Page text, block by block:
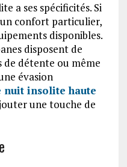
a ses spécificités. Si
confort particulier,
disponibles.
disposent de
de détente ou même
évasion
nuit insolite haute
une touche de